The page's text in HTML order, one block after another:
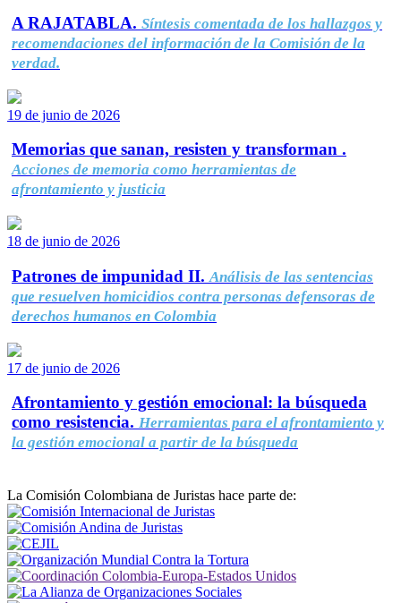
A RAJATABLA. Síntesis comentada de los hallazgos y
recomendaciones del información de la Comisión de la
verdad.
19 de junio de 2026
Memorias que sanan, resisten y transforman .
Acciones de memoria como herramientas de
afrontamiento y justicia
18 de junio de 2026
Patrones de impunidad II. Análisis de las sentencias
que resuelven homicidios contra personas defensoras de
derechos humanos en Colombia
17 de junio de 2026
Afrontamiento y gestión emocional: la búsqueda
como resistencia. Herramientas para el afrontamiento y
la gestión emocional a partir de la búsqueda
La Comisión Colombiana de Juristas hace parte de: